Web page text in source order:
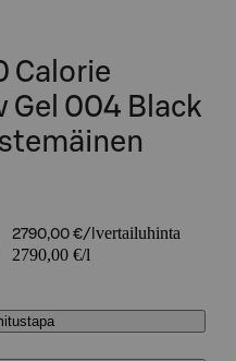
Calorie
Gel 004 Black
2790,00 €/l vertailuhinta
2790,00 €/l